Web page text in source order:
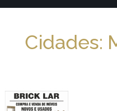
Cidades: